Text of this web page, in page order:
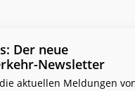
Der neue
Newsletter
aktuellen Meldungen